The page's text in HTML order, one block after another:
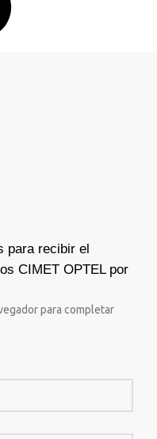
para recibir el
CIMET OPTEL por
para completar